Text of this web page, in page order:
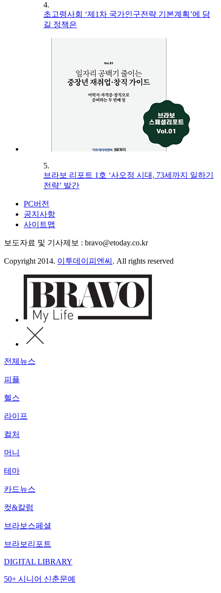
4.
초고령사회 ‘제1차 국가인구전략 기본계획’에 담
길 정책은
5.
브라보 리포트 1호 ‘사오정 시대, 73세까지 일하기
전략’ 발간
PC버전
공지사항
사이트맵
보도자료 및 기사제보 : bravo@etoday.co.kr
Copyright 2014. 이투데이피엔씨 . All rights reserved
전체뉴스
피플
헬스
라이프
컬처
머니
테마
카드뉴스
컷&칼럼
브라보스페셜
브라보리포트
DIGITAL LIBRARY
50+ 시니어 신춘문예